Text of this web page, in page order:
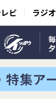
ビ ラジオ